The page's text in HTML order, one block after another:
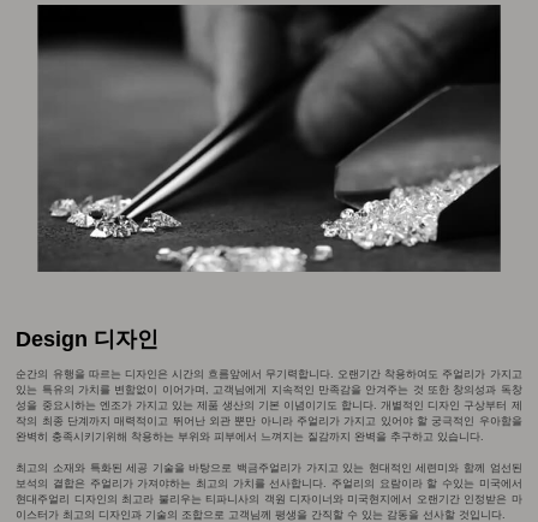
Design 디자인
순간의 유행을 따르는 디자인은 시간의 흐름앞에서 무기력합니다. 오랜기간 착용하여도 주얼리가 가지고
있는 특유의 가치를 변함없이 이어가며, 고객님에게 지속적인 만족감을 안겨주는 것 또한 창의성과 독창
성을 중요시하는 엔조가 가지고 있는 제품 생산의 기본 이념이기도 합니다. 개별적인 디자인 구상부터 제
작의 최종 단계까지 매력적이고 뛰어난 외관 뿐만 아니라 주얼리가 가지고 있어야 할 궁극적인 우아함을
완벽히 충족시키기위해 착용하는 부위와 피부에서 느껴지는 질감까지 완벽을 추구하고 있습니다.
최고의 소재와 특화된 세공 기술을 바탕으로 백금주얼리가 가지고 있는 현대적인 세련미와 함께 엄선된
보석의 결합은 주얼리가 가져야하는 최고의 가치를 선사합니다. 주얼리의 요람이라 할 수있는 미국에서
현대주얼리 디자인의 최고라 불리우는 티파니사의 객원 디자이너와 미국현지에서 오랜기간 인정받은 마
이스터가 최고의 디자인과 기술의 조합으로 고객님께 평생을 간직할 수 있는 감동을 선사할 것입니다.